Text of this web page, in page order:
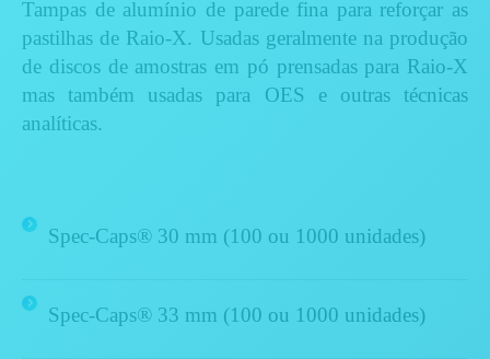
Tampas de alumínio de parede fina para reforçar as
pastilhas de Raio-X. Usadas geralmente na produção
de discos de amostras em pó prensadas para Raio-X
mas também usadas para OES e outras técnicas
analíticas.
Spec-Caps® 30 mm (100 ou 1000 unidades)
Spec-Caps® 33 mm (100 ou 1000 unidades)